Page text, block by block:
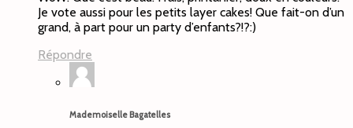
Je vote aussi pour les petits layer cakes! Que fait-on d’un
grand, à part pour un party d’enfants?!?:)
Répondre
Mademoiselle Bagatelles